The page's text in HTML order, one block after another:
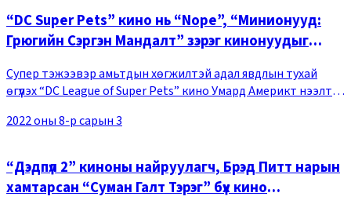
“DC Super Pets” кино нь “Nope”, “Минионууд:
Грюгийн Сэргэн Мандалт” зэрэг кинонуудыг
рт бичигдлээ
Супер тэжээвэр амьтдын хөгжилтэй адал явдлын тухай
өгүүлэх “DC League of Super Pets” кино Умард Америкт нээлтээ
нээлтийн эхний долоо хоногтоо 23
2022 оны 8-р сарын 3
“Дэдпүл 2” киноны найруулагч, Брэд Питт нарын
хамтарсан “Суман Галт Тэрэг” бүх кино